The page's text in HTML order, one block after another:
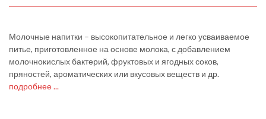
Молочные напитки – высокопитательное и легко усваиваемое
питье, приготовленное на основе молока, с добавлением
молочнокислых бактерий, фруктовых и ягодных соков,
пряностей, ароматических или вкусовых веществ и др.
подробнее ...